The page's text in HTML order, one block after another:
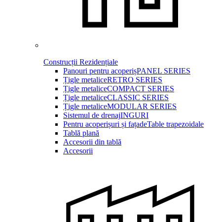
Construcții Rezidențiale
Panouri pentru acoperișPANEL SERIES
Țigle metaliceRETRO SERIES
Țigle metaliceCOMPACT SERIES
Țigle metaliceCLASSIC SERIES
Țigle metaliceMODULAR SERIES
Sistemul de drenajINGURI
Pentru acoperișuri și fațadeTable trapezoidale
Tablă plană
Accesorii din tablă
Accesorii